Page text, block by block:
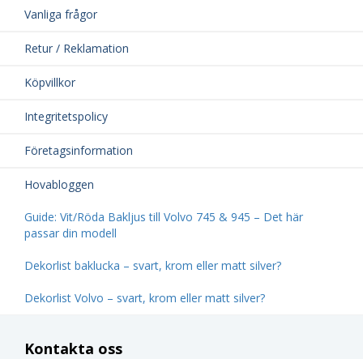
snabbt se kompatibla delar. Vid minsta osäkerhet kring
Vanliga frågor
Retur / Reklamation
Köpvillkor
Integritetspolicy
Företagsinformation
Hovabloggen
Guide: Vit/Röda Bakljus till Volvo 745 & 945 – Det här
passar din modell
Dekorlist baklucka – svart, krom eller matt silver?
Dekorlist Volvo – svart, krom eller matt silver?
Kontakta oss